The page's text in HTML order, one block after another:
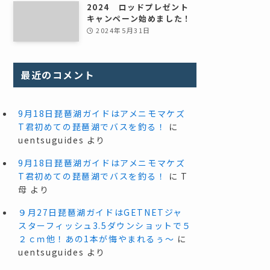
2024 ロッドプレゼント
キャンペーン始めました！
2024年5月31日
最近のコメント
9月18日琵琶湖ガイドはアメニモマケズ
T君初めての琵琶湖でバスを釣る！
に
uentsuguides より
9月18日琵琶湖ガイドはアメニモマケズ
T君初めての琵琶湖でバスを釣る！
に T
母 より
９月27日琵琶湖ガイドはGETNETジャ
スターフィッシュ3.5ダウンショットで５
２ｃｍ他！あの1本が悔やまれるぅ～ に
uentsuguides より